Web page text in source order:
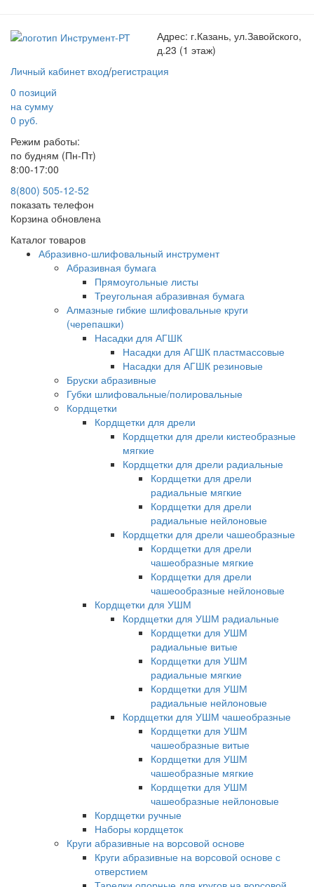
Адрес: г.Казань, ул.Завойского,
д.23 (1 этаж)
Личный кабинет вход/регистрация
0 позиций
на сумму
0 руб.
Режим работы:
по будням (Пн-Пт)
8:00-17:00
8(800) 505-12-52
показать телефон
Корзина обновлена
Каталог товаров
Абразивно-шлифовальный инструмент
Абразивная бумага
Прямоугольные листы
Треугольная абразивная бумага
Алмазные гибкие шлифовальные круги
(черепашки)
Насадки для АГШК
Насадки для АГШК пластмассовые
Насадки для АГШК резиновые
Бруски абразивные
Губки шлифовальные/полировальные
Кордщетки
Кордщетки для дрели
Кордщетки для дрели кистеобразные
мягкие
Кордщетки для дрели радиальные
Кордщетки для дрели
радиальные мягкие
Кордщетки для дрели
радиальные нейлоновые
Кордщетки для дрели чашеобразные
Кордщетки для дрели
чашеобразные мягкие
Кордщетки для дрели
чашеообразные нейлоновые
Кордщетки для УШМ
Кордщетки для УШМ радиальные
Кордщетки для УШМ
радиальные витые
Кордщетки для УШМ
радиальные мягкие
Кордщетки для УШМ
радиальные нейлоновые
Кордщетки для УШМ чашеобразные
Кордщетки для УШМ
чашеобразные витые
Кордщетки для УШМ
чашеобразные мягкие
Кордщетки для УШМ
чашеобразные нейлоновые
Кордщетки ручные
Наборы кордщеток
Круги абразивные на ворсовой основе
Круги абразивные на ворсовой основе с
отверстием